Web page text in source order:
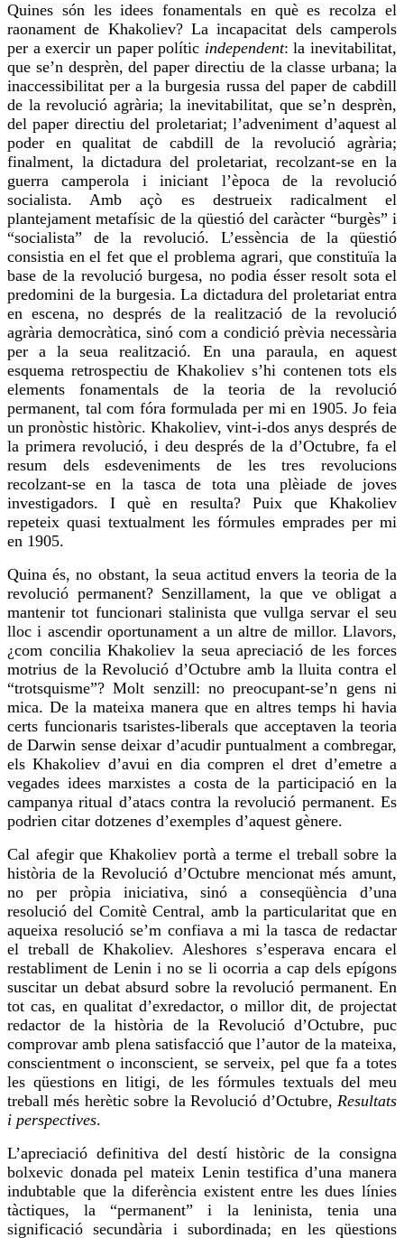
Quines són les idees fonamentals en què es recolza el
raonament de Khakoliev? La incapacitat dels camperols
per aexercir un paper polític independent: la inevitabilitat,
que se’n desprèn, del paper directiu de la classe urbana; la
inaccessibilitat per a la burgesia russa del paper de cabdill
de la revolució agrària; lainevitabilitat, que se’n desprèn,
del paper directiu del proletariat; l’adveniment d’aquest al
poder en qualitat de cabdill de la revolució agrària;
finalment, la dictadura del proletariat, recolzant-se en la
guerra camperola i iniciant l’època de la revolució
socialista. Amb açò es destrueix radicalment el
plantejament metafísic de la qüestió del caràcter “burgès” i
“socialista” de la revolució. L’essència de la qüestió
consistia en el fet que el problema agrari, que constituïa la
base de la revolució burgesa, no podia ésser resolt sota el
predomini de la burgesia. La dictadura del proletariat entra
en escena, no després de la realització de la revolució
agrària democràtica, sinó com a condició prèvia necessària
per a la seua realització. En una paraula, en aquest
esquema retrospectiu deKhakoliev s’hi contenen tots els
elements fonamentals de la teoria de la revolució
permanent, tal com fóraformulada per mi en 1905. Jo feia
un pronòstic històric. Khakoliev, vint-i-dos anys després de
la primera revolució, i deu després de la d’Octubre, fa el
resum dels esdeveniments de les tres revolucions
recolzant-se en la tasca de tota una plèiade de joves
investigadors. I què en resulta? PuixqueKhakoliev
repeteix quasi textualment les fórmules emprades per mi
en 1905.
Quina és, no obstant, la seua actitud envers la teoria de la
revolució permanent? Senzillament, la que ve obligat a
mantenir tot funcionari stalinista que vullga servar el seu
lloc i ascendir oportunament a un altre de millor. Llavors,
¿com conciliaKhakoliev la seua apreciació de les forces
motrius de la Revolució d’Octubre amb la lluita contra el
“trotsquisme”? Molt senzill: no preocupant-se’n gens ni
mica. De la mateixa manera que en altres temps hi havia
certs funcionaris tsaristes-liberals que acceptaven la teoria
deDarwin sense deixar d’acudir puntualment a combregar,
elsKhakoliev d’avui en dia compren el dret d’emetre a
vegades idees marxistes a costa de la participació en la
campanya ritual d’atacs contra la revolució permanent. Es
podrien citar dotzenes d’exemples d’aquest gènere.
Cal afegir queKhakoliev portà a terme el treball sobre la
història de la Revolució d’Octubre mencionat més amunt,
no per pròpia iniciativa, sinó a conseqüència d’una
resolució del Comitè Central, amb la particularitat que en
aqueixa resolució se’m confiava a mi la tasca de redactar
el treball de Khakoliev. Aleshores s’esperava encara el
restabliment de Lenin i no se li ocorria a cap dels epígons
suscitar un debat absurd sobre la revolució permanent. En
tot cas, en qualitat d’exredactor, o millor dit, de projectat
redactor de la història de la Revolució d’Octubre, puc
comprovar amb plena satisfacció que l’autor de la mateixa,
conscientment o inconscient, se serveix, pel que fa a totes
les qüestions en litigi, de les fórmules textuals del meu
treball més herètic sobre la Revolució d’Octubre, Resultats
i perspectives.
L’apreciació definitiva del destí històric de la consigna
bolxevic donada pel mateix Lenin testifica d’una manera
indubtable que la diferència existent entre les dues línies
tàctiques, la “permanent” i la leninista, tenia una
significació secundària i subordinada; en les qüestions